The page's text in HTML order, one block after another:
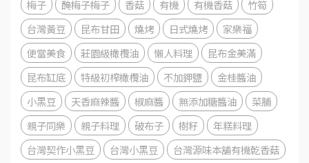
梅子
醃梅子梅子 香菇 有機 有機香菇
竹筍
台灣黃豆
昆布甘田 燒烤 日式燒烤
家樂福
便當美食
莊園級橄欖油 懶人料理
昆布金美滿
昆布缸底
特級初榨橄欖油 不加鉀鹽
金桂醬油
小黑豆
天香麻辣醬 椒麻醬 無添加糖醬油
菜脯
親子同樂
親子料理 破布子 樹籽
年糕料理
台灣契作小黑豆
台灣小黑豆
台灣源味本舖有機乾香菇